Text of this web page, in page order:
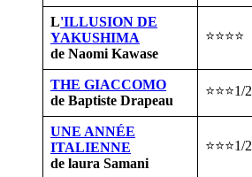
L'ILLUSION DE
YAKUSHIMA
de Naomi Kawase
⭐⭐⭐⭐
THE GIACCOMO
de Baptiste Drapeau
⭐⭐⭐1/2
UNE ANNÉE
ITALIENNE
de laura Samani
⭐⭐⭐1/2